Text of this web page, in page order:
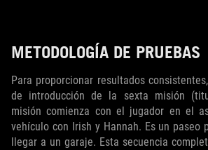
METODOLOGÍA DE PRUEBAS
Para proporcionar resultados
de introducción de la sexta misión
misión comienza con el jugador en el
vehículo con Irish y Hannah. Es un paseo
llegar a un garaje. Esta secuencia